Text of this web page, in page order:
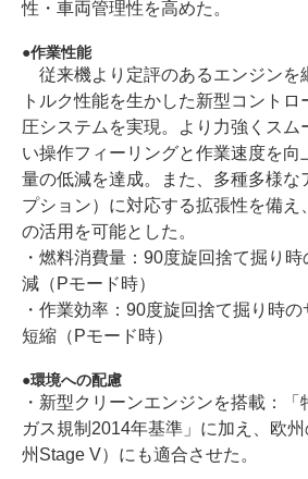
性・車両管理性を高めた。
作業性能
従来機より定評のあるエンジンを
トルク性能を生かした新型コント
圧システムを実現。より力強くスム
い操作フィーリングと作業速度を向
量の低減を達成。また、多種多様な
プション）に対応する拡張性を備え
の活用を可能とした。
・燃料消費量：90度旋回捨て掘り
減（Pモード時）
・作業効率：90度旋回捨て掘り時
短縮（Pモード時）
環境への配慮
・新型クリーンエンジンを搭載：
ガス規制2014年基準」に加え、欧
州Stage V）にも適合させた。